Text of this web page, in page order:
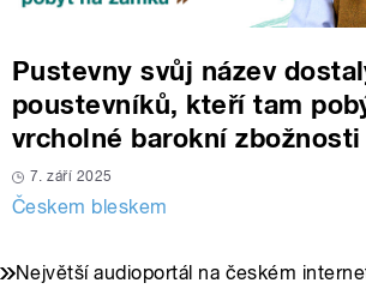
Pustevny svůj název
poustevníků, kteří tam
vrcholné barokní zbožnosti
7. září 2025
Českem bleskem
Největší audioportál na českém